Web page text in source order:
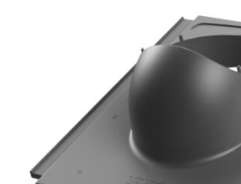
UZSTĀDĪŠANA UN MATERIĀLI
ATSAUKSMES
RAKSTI